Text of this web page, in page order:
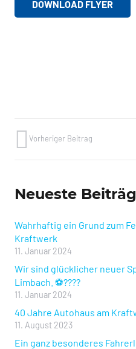
DOWNLOAD FLYER
Erforderlichen
Vorheriger Beitrag
Neueste
Wahrhaftig ein Grund zum
Kraftwerk
11. Januar 2024
Wir sind glücklicher neuer
Limbach. ⚽️????
11. Januar 2024
40 Jahre Autohaus am
11. August 2023
Ein ganz besonderes